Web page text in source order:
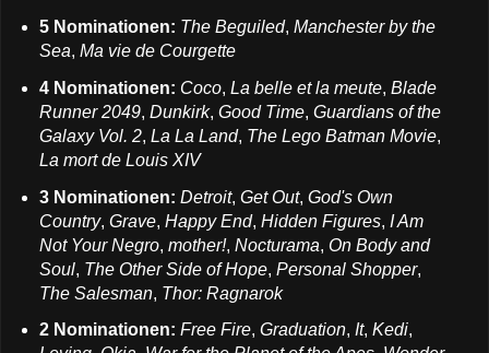
5 Nominationen: The Beguiled, Manchester by the
Sea, Ma vie de Courgette
4 Nominationen: Coco, La belle et la meute, Blade
Runner 2049, Dunkirk, Good Time, Guardians of the
Galaxy Vol. 2, La La Land, The Lego Batman Movie,
La mort de Louis XIV
3 Nominationen: Detroit, Get Out, God's Own
Country, Grave, Happy End, Hidden Figures, I Am
Not Your Negro, mother!, Nocturama, On Body and
Soul, The Other Side of Hope, Personal Shopper,
The Salesman, Thor: Ragnarok
2 Nominationen: Free Fire, Graduation, It, Kedi,